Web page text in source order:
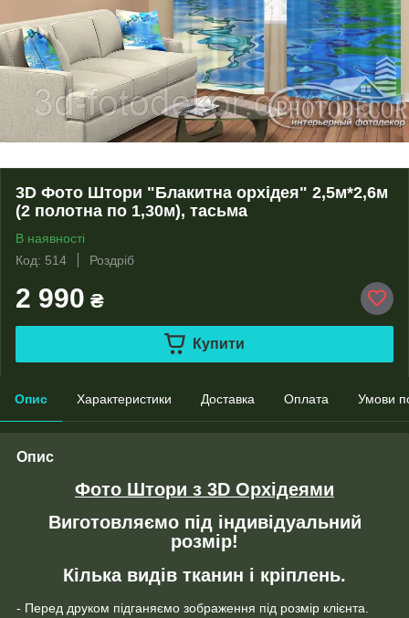
3D Фото Штори "Блакитна орхідея" 2,5м*2,6м
(2 полотна по 1,30м), тасьма
В наявності
Код: 514
Роздріб
2 990 ₴
Купити
Опис Характеристики Доставка Оплата Умови
Опис
Фото Штори з 3D Орхідеями
Виготовляємо під індивідуальний
розмір!
Кілька видів тканин і кріплень.
- Перед друком підганяємо зображення під розмір клієнта.